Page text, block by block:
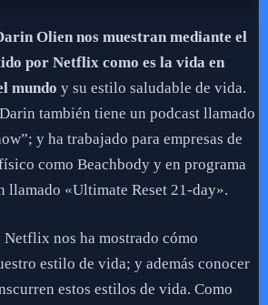
Olien nos muestran mediante el
por Netflix como es la vida en
mundo y su estilo saludable de vida.
también tiene un podcast llamado
y ha trabajado para empresas de
como Beachbody y en programa
llamado «Ultimate Reset 21-day».
Netflix nos ha mostrado cómo
estilo de vida; y además conocer
estos estilos de vida. Como